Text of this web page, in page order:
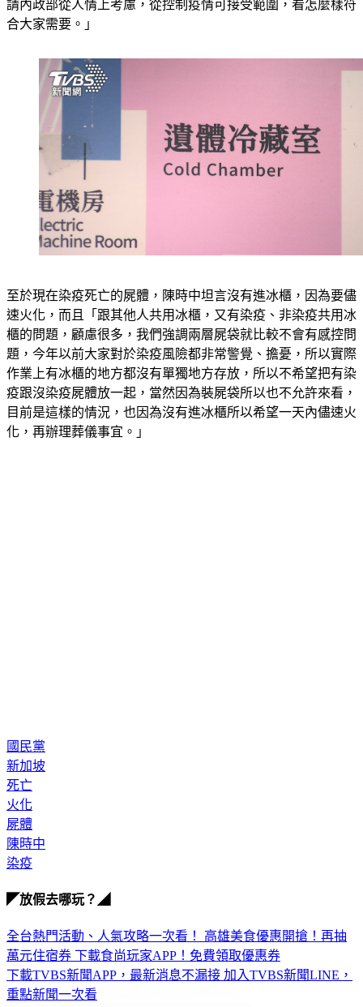
請內政部從人情上考慮，從控制疫情可接受範圍，看怎麼樣符
合大家需要。」
至於現在染疫死亡的屍體，陳時中坦言沒有進冰櫃，因為要儘
速火化，而且「跟其他人共用冰櫃，又有染疫、非染疫共用冰
櫃的問題，顧慮很多，我們強調兩層屍袋就比較不會有感控問
題，今年以前大家對於染疫風險都非常警覺、擔憂，所以實際
作業上有冰櫃的地方都沒有單獨地方存放，所以不希望把有染
疫跟沒染疫屍體放一起，當然因為裝屍袋所以也不允許來看，
目前是這樣的情況，也因為沒有進冰櫃所以希望一天內儘速火
化，再辦理葬儀事宜。」
國民黨
新加坡
死亡
火化
屍體
陳時中
染疫
◤放假去哪玩？◢
全台熱門活動、人氣攻略一次看！ 高雄美食優惠開搶！再抽
萬元住宿券 下載食尚玩家APP！免費領取優惠券
下載TVBS新聞APP，最新消息不漏接 加入TVBS新聞LINE，
重點新聞一次看